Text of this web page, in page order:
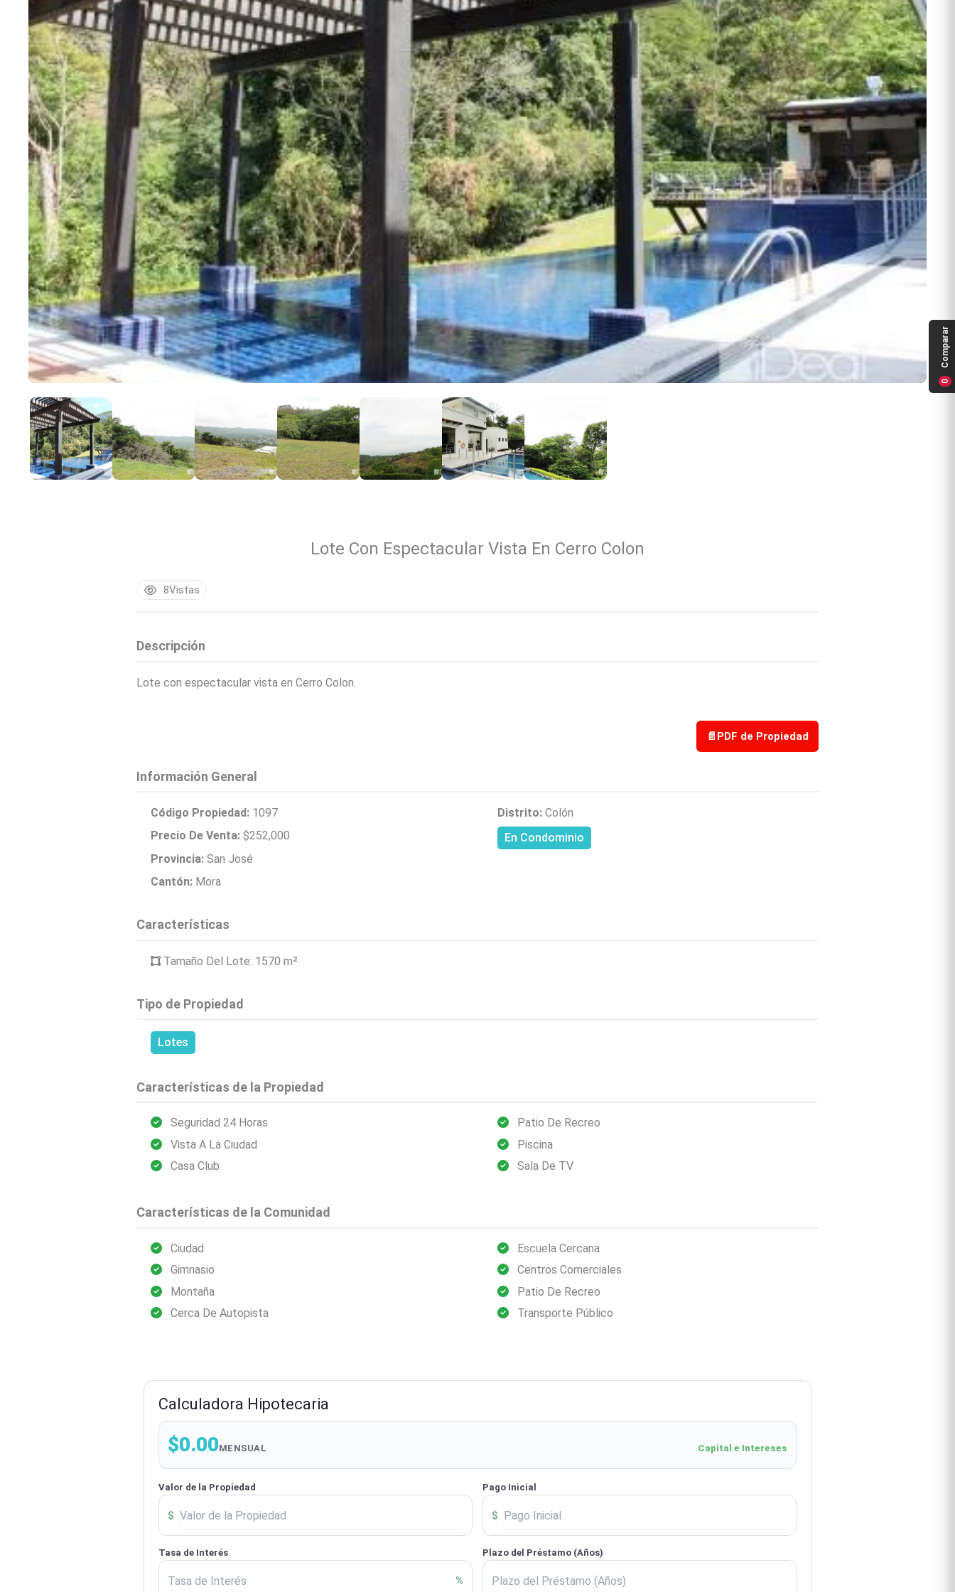
Lote Con Espectacular Vista En Cerro Colon
8Vistas
Descripción
Lote con espectacular vista en Cerro Colon.
📄 PDF de Propiedad
Información General
Código Propiedad: 1097
Precio De Venta: $252,000
Provincia: San José
Cantón: Mora
Distrito: Colón
En Condominio
Características
Tamaño Del Lote: 1570 m²
Tipo de Propiedad
Lotes
Características de la Propiedad
Seguridad 24 Horas
Vista A La Ciudad
Casa Club
Patio De Recreo
Piscina
Sala De TV
Características de la Comunidad
Ciudad
Gimnasio
Montaña
Cerca De Autopista
Escuela Cercana
Centros Comerciales
Patio De Recreo
Transporte Público
Calculadora Hipotecaria
$0.00MENSUAL Capital e Intereses
Valor de la Propiedad
$
Pago Inicial
$
Tasa de Interés
%
Plazo del Préstamo (Años)
0
Comparar